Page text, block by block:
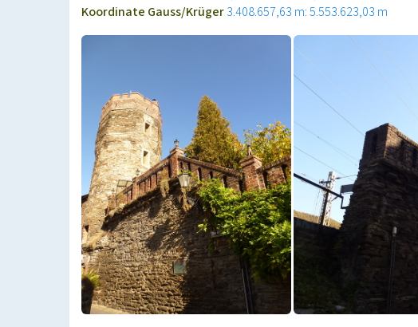
Koordinate Gauss/Krüger3.408.657,63 m: 5.553.623,03 m